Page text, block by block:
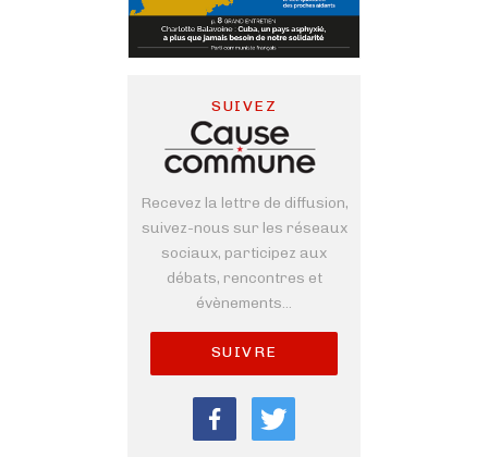
SUIVEZ
Recevez la lettre de diffusion,
suivez-nous sur les réseaux
sociaux, participez aux
débats, rencontres et
évènements...
SUIVRE